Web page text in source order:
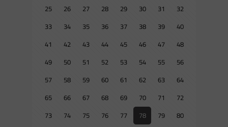
25
26 27 28 29 30 31
32
33
34 35 36 37 38 39
40
41
42 43 44 45 46 47
48
49
50 51 52 53 54 55
56
57
58 59 60 61 62 63
64
65
66 67 68 69 70 71
72
73
74 75 76 77 78 79
80